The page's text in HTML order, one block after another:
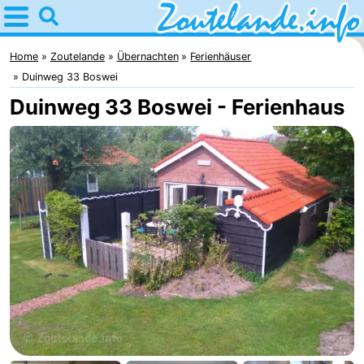
Home
Zoutelande
Tipps
Für
kindern
Webcam
Webcam
Langstraat
Webcam
Strand
Übernachten
Appartements
-
Home Zoutelande Übernachten
Ferienhäuser
Duinweg 33 Boswei
Duinweg 33 Boswei - Ferienhaus